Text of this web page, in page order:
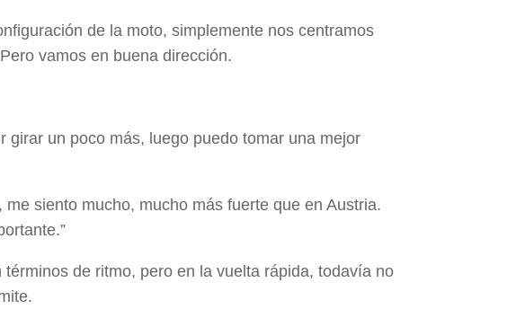
de la moto, simplemente nos centramos
vamos en buena dirección.
girar un poco más, luego puedo tomar una mejor
siento mucho, mucho más fuerte que en Austria.
de ritmo, pero en la vuelta rápida, todavía no